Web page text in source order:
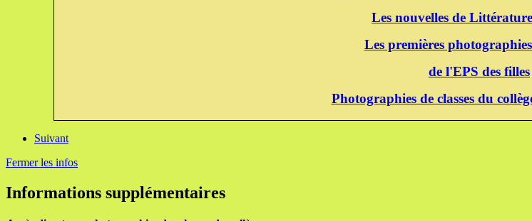
Les nouvelles de
Les premières photographies
de l'EPS des filles
Photographies de classes du
Suivant
Fermer les infos
Informations supplémentaires